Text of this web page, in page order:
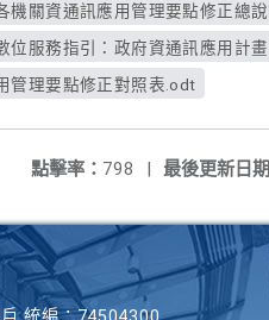
機關資通訊應用管理要點修正總
位服務指引：政府資通訊應用計
管理要點修正對照表.odt
最後更新日期
點擊率： 798 |